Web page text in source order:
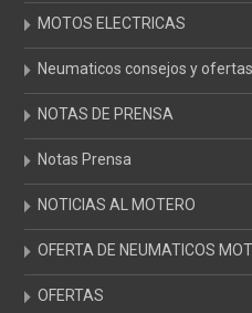
MOTOS ELECTRICAS
Neumaticos consejos y ofertas
NOTAS DE PRENSA
Notas Prensa
NOTICIAS AL MOTERO
OFERTA DE NEUMATICOS
OFERTAS